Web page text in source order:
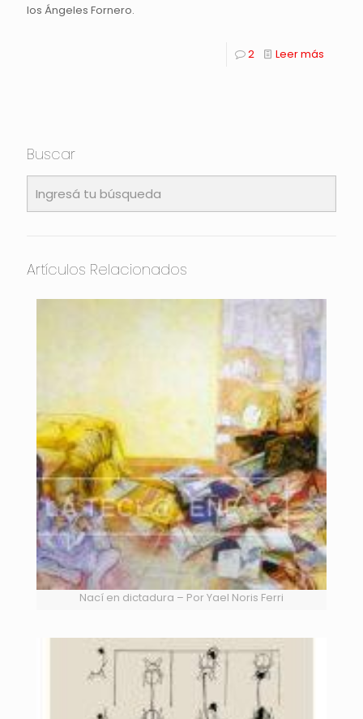
los Ángeles Fornero.
2 Leer más
Buscar
Artículos Relacionados
Nací en dictadura – Por Yael Noris Ferri